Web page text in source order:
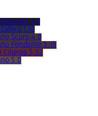
3.0
1.10
Scuro 4.0
Fondente 5.15
Ciliegia 5.52
5.0